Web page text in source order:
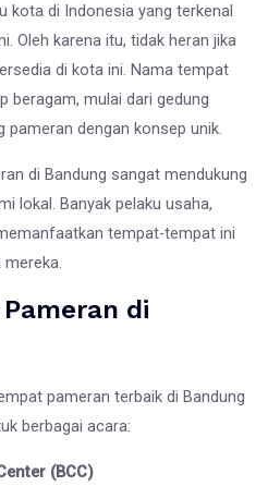
kota di Indonesia yang terkenal
Oleh karena itu, tidak heran jika
di kota ini. Nama tempat
beragam, mulai dari gedung
pameran dengan konsep unik.
di Bandung sangat mendukung
lokal. Banyak pelaku usaha,
tempat-tempat ini
di
pameran terbaik di Bandung
berbagai acara:
(BCC)